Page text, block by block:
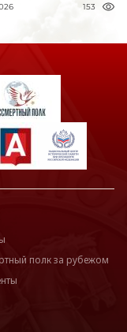
153
полк за рубежом